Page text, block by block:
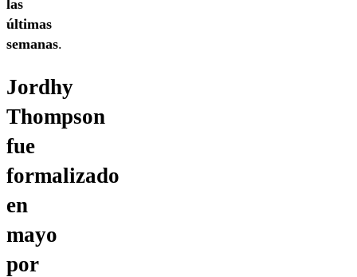
las
últimas
semanas.
Jordhy
Thompson
fue
formalizado
en
mayo
por